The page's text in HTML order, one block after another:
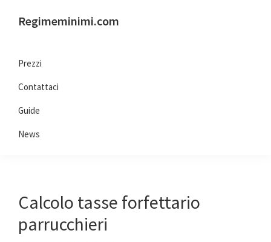
primaria
principale
laterale
Regimeminimi.com
consulente
di
fiducia
Prezzi
Contattaci
Guide
News
Calcolo tasse forfettario
parrucchieri